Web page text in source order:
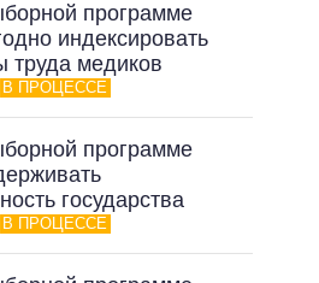
программе
индексировать
труда медиков
В ПРОЦЕССЕ
программе
государства
В ПРОЦЕССЕ